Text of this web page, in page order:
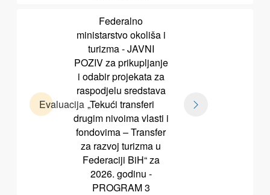
Evaluacija
Federalno
ministarstvo okoliša i
turizma - JAVNI
POZIV za prikupljanje
i odabir projekata za
raspodjelu sredstava
„Tekući transferi
drugim nivoima vlasti i
fondovima – Transfer
za razvoj turizma u
Federaciji BiH“ za
2026. godinu -
PROGRAM 3